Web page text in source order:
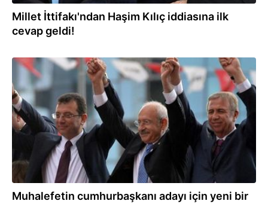
Millet İttifakı'ndan Haşim Kılıç iddiasına ilk
cevap geldi!
10.04.2022
Muhalefetin cumhurbaşkanı adayı için yeni bir